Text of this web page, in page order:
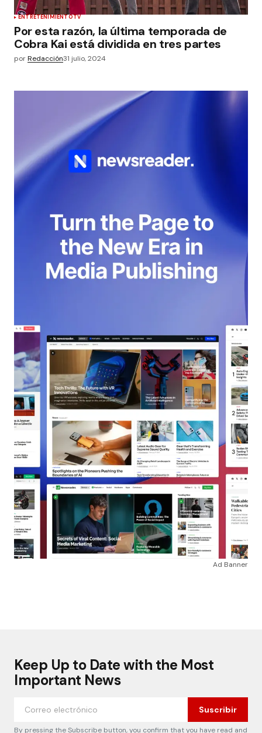
ENTRETENIMIENTOTV
Por esta razón, la última temporada de
Cobra Kai está dividida en tres partes
porRedacción31 julio, 2024
Ad Banner
Keep Up to Date with the Most
Important News
Suscribir
By pressing the Subscribe button, you confirm that you have read and